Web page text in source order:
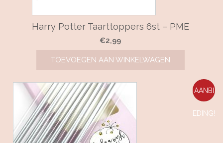
Harry Potter Taarttoppers 6st – PME
€2,99
TOEVOEGEN AAN WINKELWAGEN
AANBI
EDING!